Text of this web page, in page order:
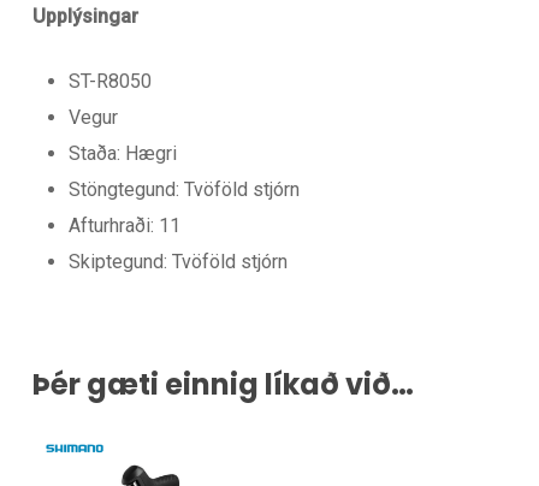
Upplýsingar
ST-R8050
Vegur
Staða: Hægri
Stöngtegund: Tvöföld stjórn
Afturhraði: 11
Skiptegund: Tvöföld stjórn
Þér gæti einnig líkað við…